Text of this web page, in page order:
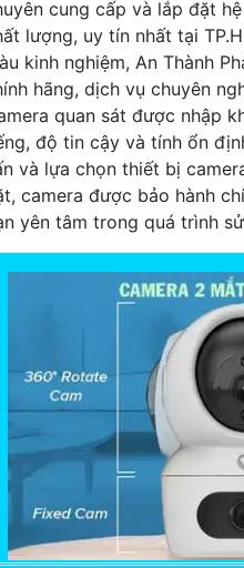
cung cấp và lắp đặt
lượng, uy tín nhất tại
kinh nghiệm, An Thành
hãng, dịch vụ chuyên
quan sát được nhập
độ tin cậy và tính ổn
và lựa chọn thiết bị
camera được bảo hành
yên tâm trong quá trình